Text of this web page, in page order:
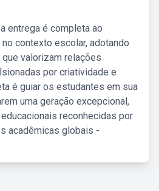
entrega é completa ao
contexto escolar, adotando
valorizam relações
por criatividade e
é guiar os estudantes em sua
uma geração excepcional,
reconhecidas por
acadêmicas globais -